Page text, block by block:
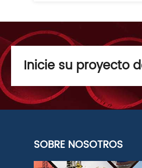
Inicie su proyecto
SOBRE NOSOTROS